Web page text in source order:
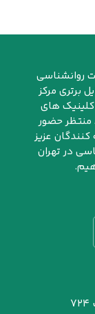
روانشناسی
برتری مرکز
کلینیک های
منتظر حضور
عزیز
در تهران